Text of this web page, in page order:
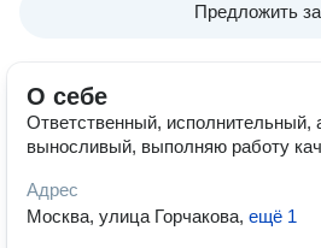
Предложить
О себе
Ответственный, исполнительный,
выносливый, выполняю работу
Адрес
Москва, улица Горчакова, ещё 1